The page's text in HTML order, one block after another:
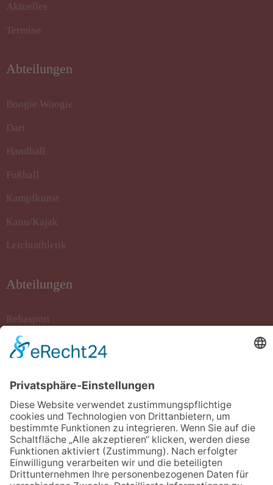
Aktuelles
Termine
Abteilungen
Boogie Woogie
Dart
Handball
Fußball
Kampfkunst
Kanu/Kajak
Leichtathletik
Abteilungen
Rehasport
Rollstuhlbasketball
Stockschiessen
Tanzsport
Turnen/Fitness/Gymnastik
Volleyball